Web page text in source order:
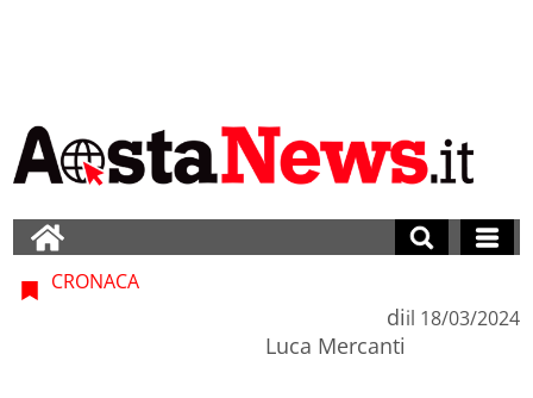
CRONACA
di
Luca Mercanti
il 18/03/2024